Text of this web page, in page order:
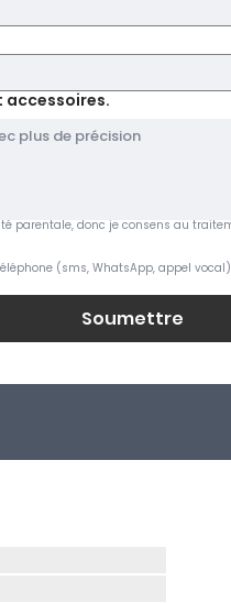
accessoires.
parentale, donc je consens au
(sms, WhatsApp, appel vocal)
Soumettre